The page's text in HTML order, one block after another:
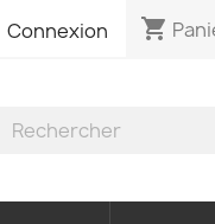
Connexion shopping_cart